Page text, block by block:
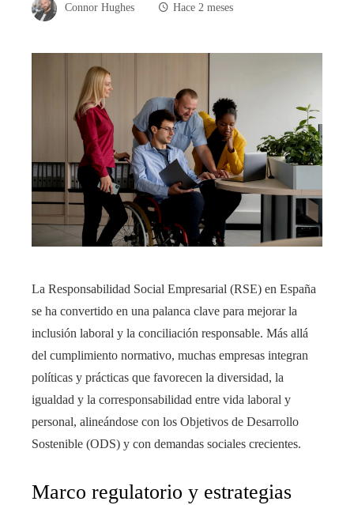
Connor Hughes Hace 2 meses
La Responsabilidad Social Empresarial (RSE) en España
se ha convertido en una palanca clave para mejorar la
inclusión laboral y la conciliación responsable. Más allá
del cumplimiento normativo, muchas empresas integran
políticas y prácticas que favorecen la diversidad, la
igualdad y la corresponsabilidad entre vida laboral y
personal, alineándose con los Objetivos de Desarrollo
Sostenible (ODS) y con demandas sociales crecientes.
Marco regulatorio y estrategias